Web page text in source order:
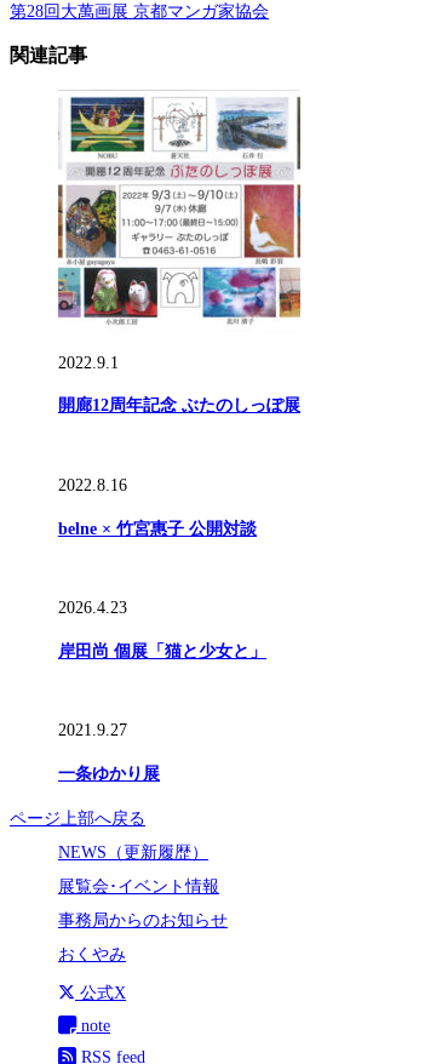
第28回大萬画展 京都マンガ家協会
関連記事
2022.9.1
開廊12周年記念 ぶたのしっぽ展
2022.8.16
belne × 竹宮惠子 公開対談
2026.4.23
岸田尚 個展「猫と少女と」
2021.9.27
一条ゆかり展
ページ上部へ戻る
NEWS（更新履歴）
展覧会･イベント情報
事務局からのお知らせ
おくやみ
公式X
note
RSS feed